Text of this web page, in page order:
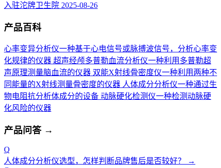
入驻沱牌卫生院 2025-08-26
产品百科
心率变异分析仪一种基于心电信号或脉搏波信号，分析心率变
化规律的仪器 超声经颅多普勒血流分析仪一种利用多普勒超
声原理测量脑血流的仪器 双能X射线骨密度仪一种利用两种不
同能量的X射线测量骨密度的仪器 人体成分分析仪一种通过生
物电阻抗分析体成分的设备 动脉硬化检测仪一种检测动脉硬
化风险的仪器
产品问答 →
Q
人体成分分析仪选型，怎样判断品牌售后是否较好？
→